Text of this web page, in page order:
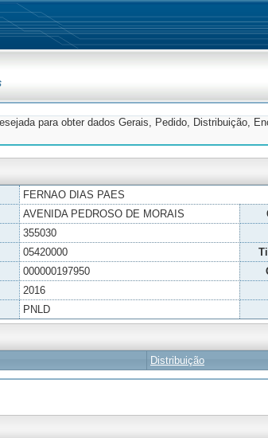
para obter dados Gerais, Pedido, Distribuição,
FERNAO DIAS PAES
AVENIDA PEDROSO DE MORAIS
355030
05420000
000000197950
2016
PNLD
Distribuição